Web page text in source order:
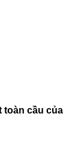
toàn cầu của